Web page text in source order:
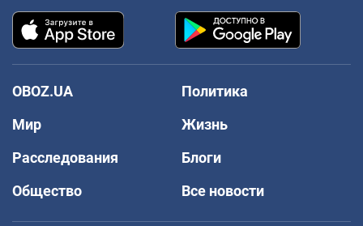
OBOZ.UA
Политика
Мир
Жизнь
Расследования
Блоги
Общество
Все новости